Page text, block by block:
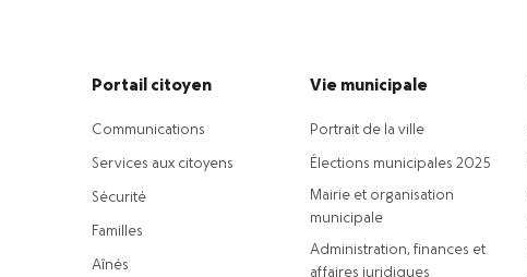
Portail citoyen
Communications
Services aux citoyens
Sécurité
Familles
Aînés
Vie municipale
Portrait de la ville
Élections municipales 2025
Mairie et organisation
municipale
Administration, finances et
affaires juridiques